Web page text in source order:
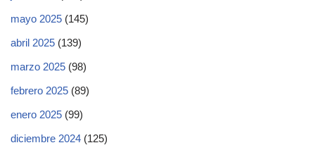
mayo 2025 (145)
abril 2025 (139)
marzo 2025 (98)
febrero 2025 (89)
enero 2025 (99)
diciembre 2024 (125)